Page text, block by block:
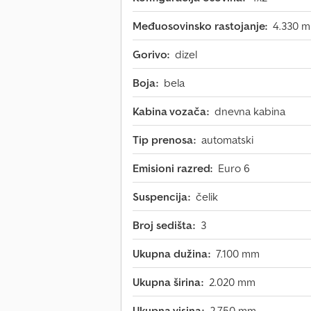
Međuosovinsko rastojanje: 4.330
Gorivo: dizel
Boja: bela
Kabina vozača: dnevna kabina
Tip prenosa: automatski
Emisioni razred: Euro 6
Suspencija: čelik
Broj sedišta: 3
Ukupna dužina: 7.100 mm
Ukupna širina: 2.020 mm